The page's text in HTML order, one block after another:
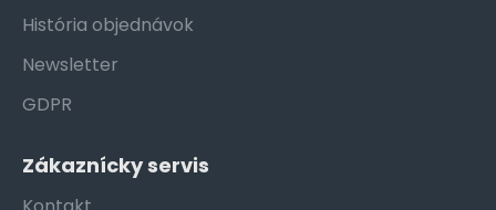
História objednávok
Newsletter
GDPR
Zákaznícky servis